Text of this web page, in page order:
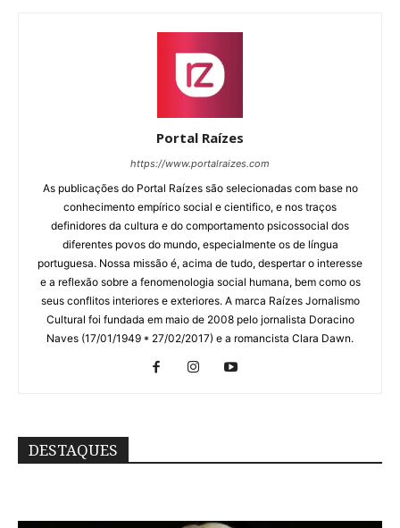
Portal Raízes
https://www.portalraizes.com
As publicações do Portal Raízes são selecionadas com base no
conhecimento empírico social e cientifico, e nos traços
definidores da cultura e do comportamento psicossocial dos
diferentes povos do mundo, especialmente os de língua
portuguesa. Nossa missão é, acima de tudo, despertar o interesse
e a reflexão sobre a fenomenologia social humana, bem como os
seus conflitos interiores e exteriores. A marca Raízes Jornalismo
Cultural foi fundada em maio de 2008 pelo jornalista Doracino
Naves (17/01/1949 * 27/02/2017) e a romancista Clara Dawn.
DESTAQUES